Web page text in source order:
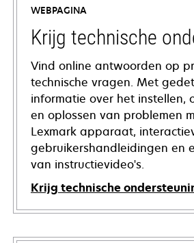
WEBPAGINA
Krijg technische
Vind online antwoorden op
technische vragen. Met
informatie over het instellen,
en oplossen van problemen
Lexmark apparaat,
gebruikershandleidingen en
van instructievideo's.
Krijg technische
opens
in